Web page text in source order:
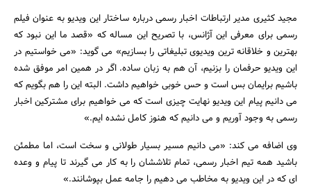
جستجو
مجید کثیری مدیر ارتباطات اخبار رسمی درباره ساختار این ویدیو به عنوان فیلم
رسمی برای معرفی این آژانس، با تصریح این مساله که «قصد ما این نبود که
بهترین و خلاقانه ترین ویدیوی تبلیغاتی را بسازیم» می گوید: «می خواستیم در
این ویدیو حرفمان را بزنیم، آن هم به زبان ساده. اگر در همین امر موفق شده
باشیم برایمان بس است و حس خوبی خواهیم داشت. البته این را هم بگویم که
می دانیم پیام این ویدیو نهایت چیزی است که می خواهیم برای مشترکین اخبار
رسمی به وجود آوریم و می دانیم که هنوز کامل نشده ایم.»
وی اضافه می کند: «می دانیم مسیر بسیار طولانی و سخت است، اما مطمئن
باشید همه تیم اخبار رسمی، تمام تلاششان را به کار می گیرند تا پیام و وعده
ای که در این ویدیو به مخاطب می دهیم را جامه عمل بپوشانند.»